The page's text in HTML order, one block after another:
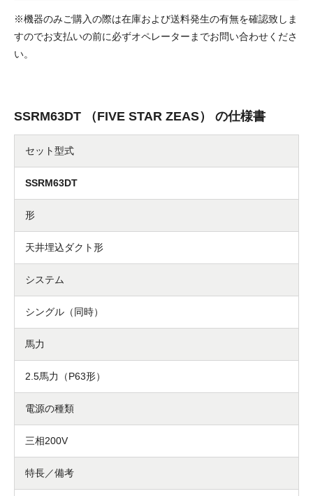
※機器のみご購入の際は在庫および送料発生の有無を確認致しま
すのでお支払いの前に必ずオペレーターまでお問い合わせくださ
い。
SSRM63DT （FIVE STAR ZEAS） の仕様書
セット型式
SSRM63DT
形
天井埋込ダクト形
システム
シングル（同時）
馬力
2.5馬力（P63形）
電源の種類
三相200V
特長／備考